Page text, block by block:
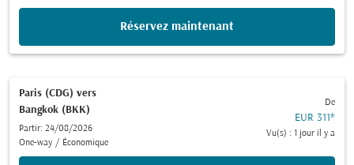
Réservez maintenant
Paris (CDG) vers
Bangkok (BKK)
Partir: 24/08/2026
One-way / Économique
De
EUR 311*
Vu(s) : 1 jour il y a